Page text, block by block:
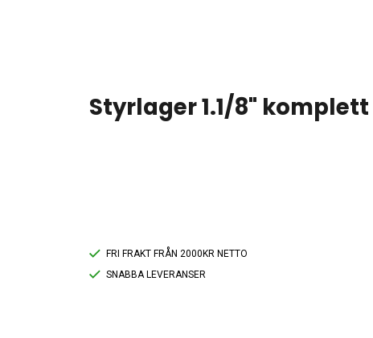
Styrlager 1.1/8" komplett
FRI FRAKT FRÅN 2000KR NETTO
SNABBA LEVERANSER